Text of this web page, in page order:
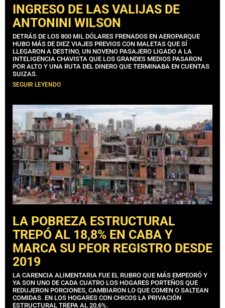
INGRESO DE LAS VALIJAS DE
ANTONINI WILSON
DETRÁS DE LOS 800 MIL DÓLARES FRENADOS EN AEROPARQUE
HUBO MÁS DE DIEZ VIAJES PREVIOS CON MALETAS QUE SÍ
LLEGARON A DESTINO, UN NOVENO PASAJERO LIGADO A LA
INTELIGENCIA CHAVISTA QUE LOS GRANDES MEDIOS PASARON
POR ALTO Y UNA RUTA DEL DINERO QUE TERMINABA EN CUENTAS
SUIZAS.
SEGUIR LEYENDO
LA POBREZA ESTRUCTURAL
TREPÓ AL 18,8% EN CABA Y
MARCA SU PEOR REGISTRO DESDE
2019
LA CARENCIA ALIMENTARIA FUE EL RUBRO QUE MÁS EMPEORÓ Y
YA SON UNO DE CADA CUATRO LOS HOGARES PORTEÑOS QUE
REDUJERON PORCIONES, CAMBIARON LO QUE COMEN O SALTEAN
COMIDAS. EN LOS HOGARES CON CHICOS LA PRIVACIÓN
ESTRUCTURAL TREPA AL 20,6%.